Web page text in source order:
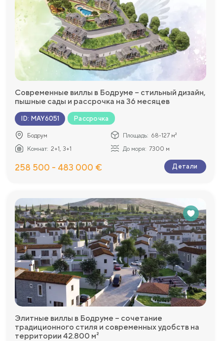
Современные виллы в Бодруме – стильный дизайн,
пышные сады и рассрочка на 36 месяцев
ID: MAY6051 Рассрочка
Бодрум Площадь: 68-127 м²
Комнат: 2+1, 3+1 До моря: 7300 м
258 500 - 483 000 € Детали
Элитные виллы в Бодруме – сочетание
традиционного стиля и современных удобств на
территории 42.800 м²